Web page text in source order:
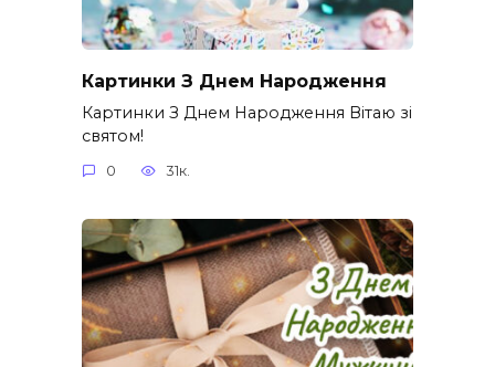
Картинки З Днем Народження
Картинки З Днем Народження Вітаю зі
святом!
0 31к.